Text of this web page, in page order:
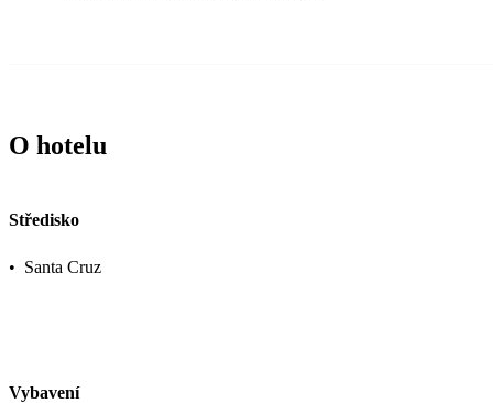
O hotelu
Středisko
• Santa Cruz
Vybavení